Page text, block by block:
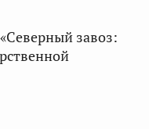
завоз: